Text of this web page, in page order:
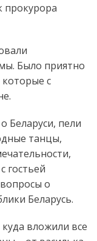
прокурора
Было приятно
с
Беларуси, пели
танцы,
гостьей
о
Беларусь.
вложили все